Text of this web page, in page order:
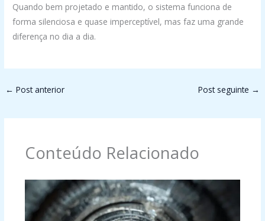
Quando bem projetado e mantido, o sistema funciona de
forma silenciosa e quase imperceptível, mas faz uma grande
diferença no dia a dia.
← Post anterior Post seguinte →
Conteúdo Relacionado